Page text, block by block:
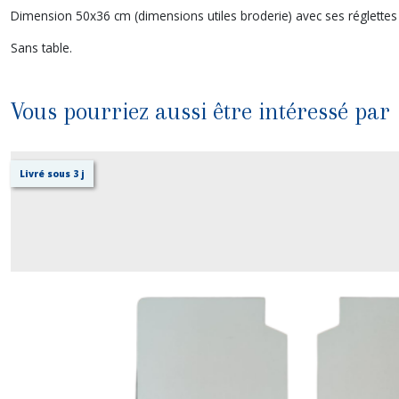
Dimension 50x36 cm (dimensions utiles broderie) avec ses
Sans table.
Vous pourriez aussi être intéressé par
Livré sous 3 j